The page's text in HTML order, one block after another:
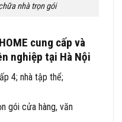
nhà trọn gói
cung cấp và
nghiệp tại Hà Nội
4; nhà tập thể;
gói cửa hàng, văn